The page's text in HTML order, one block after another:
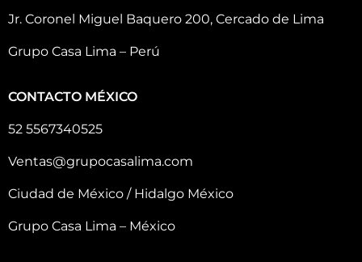
Jr. Coronel Miguel Baquero 200, Cercado de Lima
Grupo Casa Lima – Perú
CONTACTO MÉXICO
52 5567340525
Ventas@grupocasalima.com
Ciudad de México / Hidalgo México
Grupo Casa Lima – México